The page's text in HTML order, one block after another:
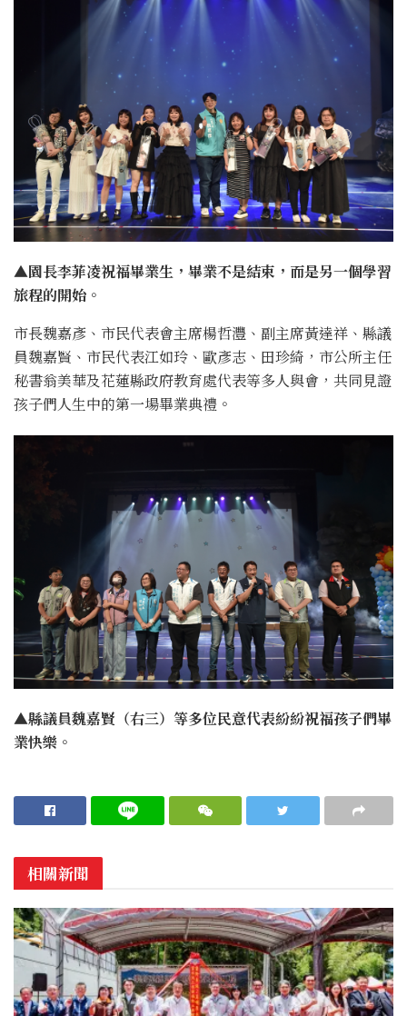
▲園長李菲凌祝福畢業生，畢業不是結束，而是另一個學習
旅程的開始。
市長魏嘉彥、市民代表會主席楊哲灃、副主席黃達祥、縣議
員魏嘉賢、市民代表江如玲、歐彥志、田珍綺，市公所主任
秘書翁美華及花蓮縣政府教育處代表等多人與會，共同見證
孩子們人生中的第一場畢業典禮。
▲縣議員魏嘉賢（右三）等多位民意代表紛紛祝福孩子們畢
業快樂。
相關新聞